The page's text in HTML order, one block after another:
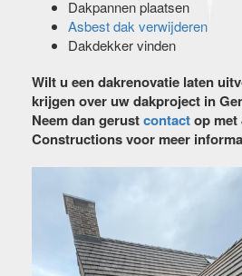
Dakpannen plaatsen
Asbest dak verwijderen
Dakdekker vinden
Wilt u een dakrenovatie laten
krijgen over uw dakproject in
Neem dan gerustcontactop met
Constructions voor meer